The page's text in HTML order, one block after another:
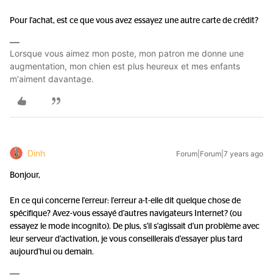
Pour l'achat, est ce que vous avez essayez une autre carte de crédit?
Lorsque vous aimez mon poste, mon patron me donne une
augmentation, mon chien est plus heureux et mes enfants
m'aiment davantage.
Dinh Forum|Forum|7 years ago
Bonjour,
En ce qui concerne l'erreur: l'erreur a-t-elle dit quelque chose de
spécifique? Avez-vous essayé d'autres navigateurs Internet? (ou
essayez le mode incognito). De plus, s'il s'agissait d'un problème avec
leur serveur d'activation, je vous conseillerais d'essayer plus tard
aujourd'hui ou demain.